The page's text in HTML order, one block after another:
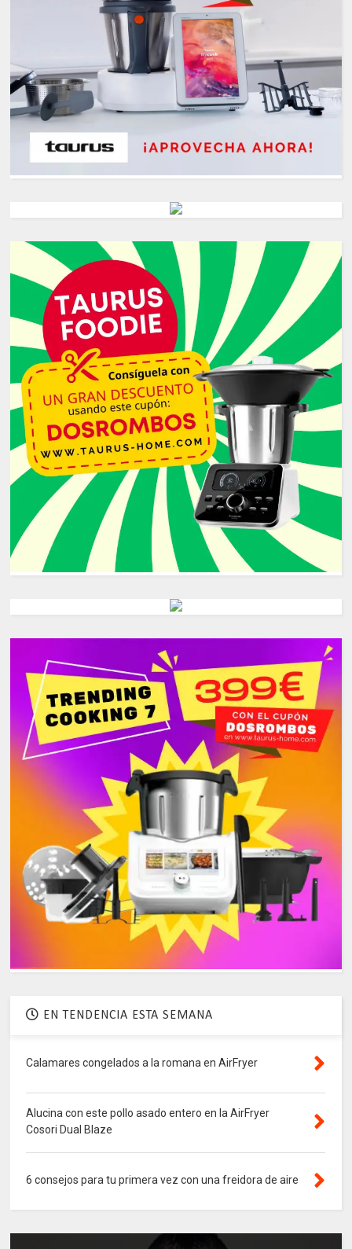
EN TENDENCIA ESTA SEMANA
Calamares congelados a la romana en AirFryer
Alucina con este pollo asado entero en la AirFryer
Cosori Dual Blaze
6 consejos para tu primera vez con una freidora de aire